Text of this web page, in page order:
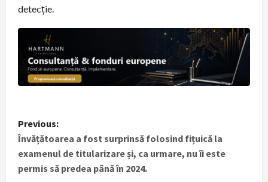
detecție.
P
o
s
Previous:
Învățătoarea a fost surprinsă folosind fițuică la
examenul de titularizare și, ca urmare, nu îi este
permis să predea până în 2024.